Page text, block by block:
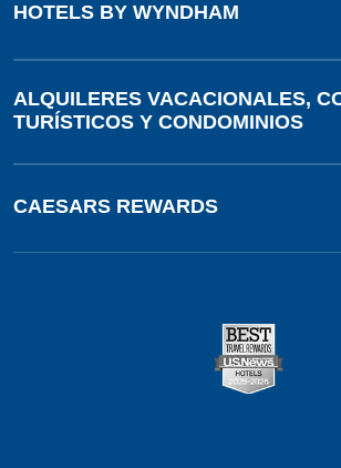
HOTELS BY WYNDHAM
ALQUILERES VACACIONALES,
TURÍSTICOS Y CONDOMINIOS
CAESARS REWARDS